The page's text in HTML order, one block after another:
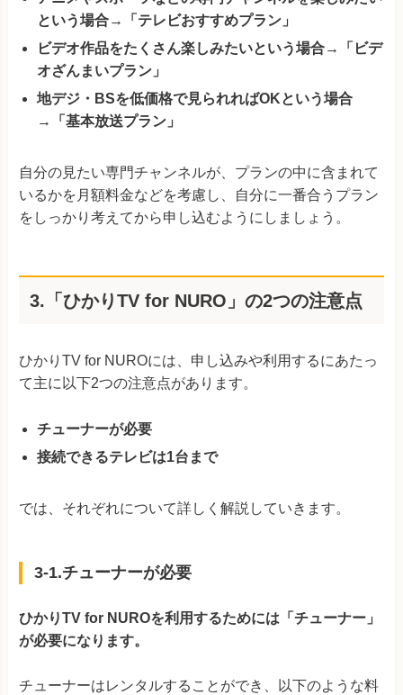
という場合→「テレビおすすめプラン」
ビデオ作品をたくさん楽しみたいという場合→「ビデ
オざんまいプラン」
地デジ・BSを低価格で見られればOKという場合
→「基本放送プラン」
自分の見たい専門チャンネルが、プランの中に含まれて
いるかを月額料金などを考慮し、自分に一番合うプラン
をしっかり考えてから申し込むようにしましょう。
3.「ひかりTV for NURO」の2つの注意点
ひかりTV for NUROには、申し込みや利用するにあたっ
て主に以下2つの注意点があります。
チューナーが必要
接続できるテレビは1台まで
では、それぞれについて詳しく解説していきます。
3-1.チューナーが必要
ひかりTV for NUROを利用するためには「チューナー」
が必要になります。
チューナーはレンタルすることができ、以下のような料